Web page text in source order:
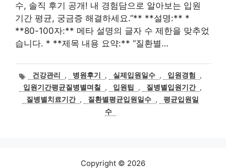
수, 솔직 후기 공개! 내 경험담으로 알아보는 입원
기간 평균, 궁금증 해결하세요.”** **설명:** *
**80-100자:** 메타 설명의 글자 수 제한을 맞추었
습니다. * **제목 내용 요약:** “질환별…
태
그
건강관리 , 병원후기 , 실제입원일수 , 입원경험
,
입원기간평균질병별며칠
, 입원팁 , 질병별입원기간 ,
질병별치료기간 , 질환별평균입원일수 ,
평균입원일
수
Copyright © 2026